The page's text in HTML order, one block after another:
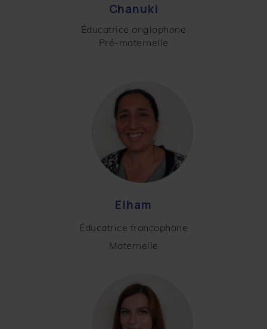
Chanuki
Éducatrice anglophone
Pré-maternelle
Elham
Éducatrice francophone
Maternelle